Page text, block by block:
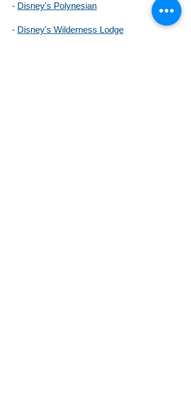
- Disney's Polynesian
- Disney's Wilderness Lodge